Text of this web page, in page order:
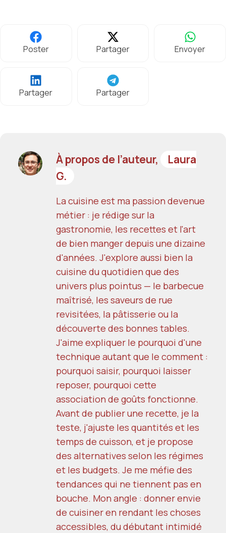
Poster Partager Envoyer
Partager Partager
À propos de l’auteur,
Laura
G.
La cuisine est ma passion devenue
métier : je rédige sur la
gastronomie, les recettes et l'art
de bien manger depuis une dizaine
d'années. J'explore aussi bien la
cuisine du quotidien que des
univers plus pointus — le barbecue
maîtrisé, les saveurs de rue
revisitées, la pâtisserie ou la
découverte des bonnes tables.
J'aime expliquer le pourquoi d'une
technique autant que le comment :
pourquoi saisir, pourquoi laisser
reposer, pourquoi cette
association de goûts fonctionne.
Avant de publier une recette, je la
teste, j'ajuste les quantités et les
temps de cuisson, et je propose
des alternatives selon les régimes
et les budgets. Je me méfie des
tendances qui ne tiennent pas en
bouche. Mon angle : donner envie
de cuisiner en rendant les choses
accessibles, du débutant intimidé